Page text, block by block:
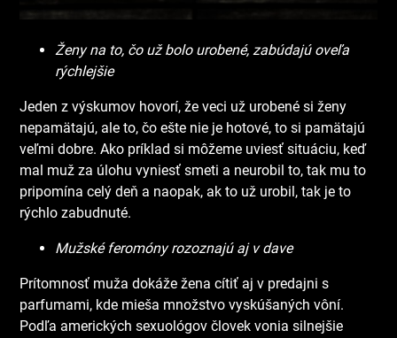
Ženy na to, čo už bolo urobené, zabúdajú oveľa
rýchlejšie
Jeden z výskumov hovorí, že veci už urobené si ženy
nepamätajú, ale to, čo ešte nie je hotové, to si pamätajú
veľmi dobre. Ako príklad si môžeme uviesť situáciu, keď
mal muž za úlohu vyniesť smeti a neurobil to, tak mu to
pripomína celý deň a naopak, ak to už urobil, tak je to
rýchlo zabudnuté.
Mužské feromóny rozoznajú aj v dave
Prítomnosť muža dokáže žena cítiť aj v predajni s
parfumami, kde mieša množstvo vyskúšaných vôní.
Podľa amerických sexuológov človek vonia silnejšie